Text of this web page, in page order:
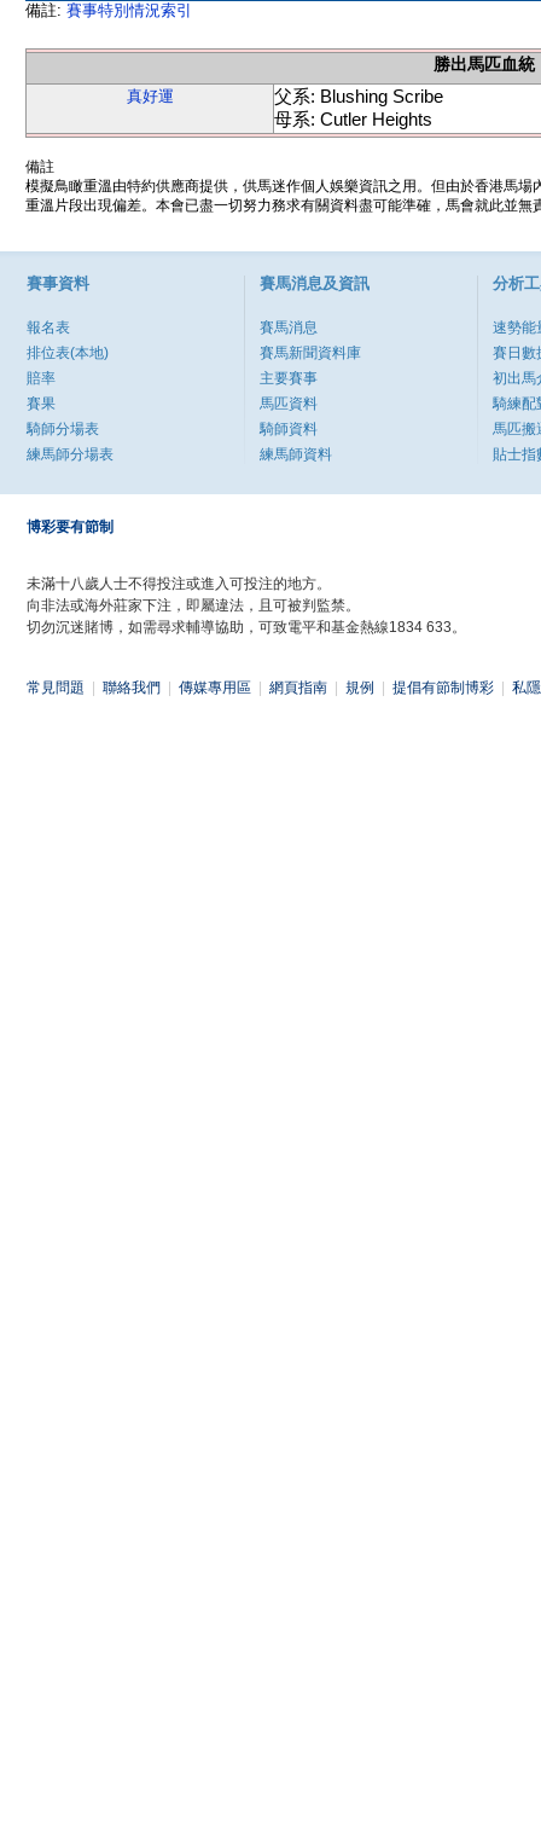
備註: 賽事特別情況索引
勝出馬匹血統
真好運
父系: Blushing Scribe
母系: Cutler Heights
備註
模擬鳥瞰重溫由特約供應商提供，供馬迷作個人娛樂資訊之用。但由於香港馬
重溫片段出現偏差。本會已盡一切努力務求有關資料盡可能準確，馬會就此並
賽事資料
報名表
排位表(本地)
賠率
賽果
騎師分場表
練馬師分場表
賽馬消息及資訊
賽馬消息
賽馬新聞資料庫
主要賽事
馬匹資料
騎師資料
練馬師資料
分析
速勢能
賽日數
初出馬
騎練配
馬匹搬
貼士指
博彩要有節制
未滿十八歲人士不得投注或進入可投注的地方。
向非法或海外莊家下注，即屬違法，且可被判監禁。
切勿沉迷賭博，如需尋求輔導協助，可致電平和基金熱線1834 633。
常見問題 聯絡我們 傳媒專用區 網頁指南 規例 提倡有節制博彩 私